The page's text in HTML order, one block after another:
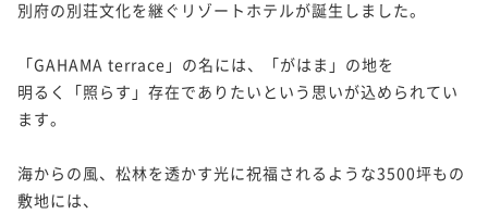
別府の別荘文化を継ぐリゾートホテルが誕生しました。
「GAHAMA terrace」の名には、「がはま」の地を
明るく「照らす」存在でありたいという思いが込められてい
ます。
海からの風、松林を透かす光に祝福されるような3500坪もの
敷地には、